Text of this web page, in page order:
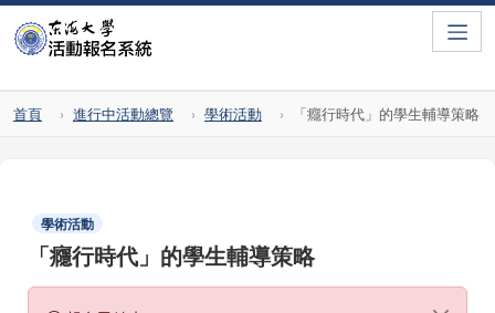
首頁 進行中活動總覽 學術活動 「癮行時代」的學生輔導策略
學術活動
「癮行時代」的學生輔導策略